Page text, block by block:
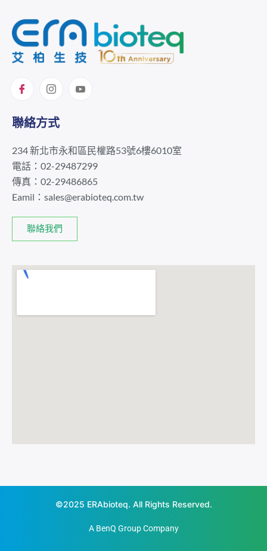
聯絡方式
234 新北市永和區民權路53號6樓6010室
電話：02-29487299
傳真：02-29486865
Eamil： sales@erabioteq.com.tw
聯絡我們
©2025 ERAbioteq. All Rights Reserved.
A BenQ Group Company